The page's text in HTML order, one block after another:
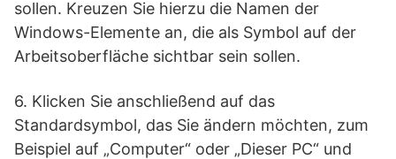
sollen. Kreuzen Sie hierzu die Namen der
Windows-Elemente an, die als Symbol auf der
Arbeitsoberfläche sichtbar sein sollen.
6. Klicken Sie anschließend auf das
Standardsymbol, das Sie ändern möchten, zum
Beispiel auf „Computer“ oder „Dieser PC“ und